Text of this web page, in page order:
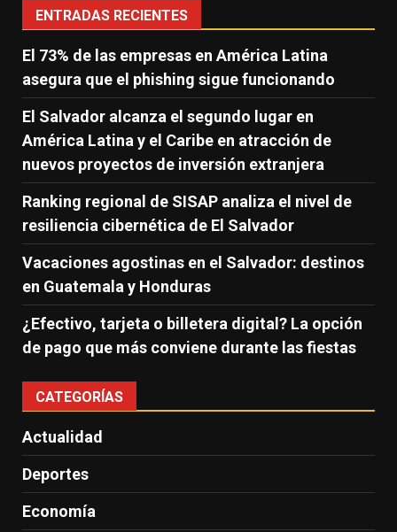
ENTRADAS RECIENTES
El 73% de las empresas en América Latina
asegura que el phishing sigue funcionando
El Salvador alcanza el segundo lugar en
América Latina y el Caribe en atracción de
nuevos proyectos de inversión extranjera
Ranking regional de SISAP analiza el nivel de
resiliencia cibernética de El Salvador
Vacaciones agostinas en el Salvador: destinos
en Guatemala y Honduras
¿Efectivo, tarjeta o billetera digital? La opción
de pago que más conviene durante las fiestas
CATEGORÍAS
Actualidad
Deportes
Economía